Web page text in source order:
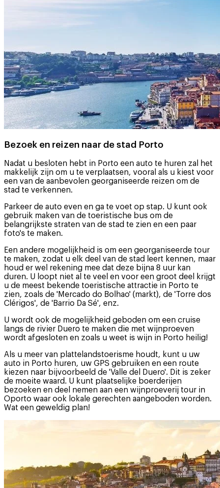
Bezoek en reizen naar de stad Porto
Nadat u besloten hebt in Porto een auto te huren zal het
makkelijk zijn om u te verplaatsen, vooral als u kiest voor
een van de aanbevolen georganiseerde reizen om de
stad te verkennen.
Parkeer de auto even en ga te voet op stap. U kunt ook
gebruik maken van de toeristische bus om de
belangrijkste straten van de stad te zien en een paar
foto's te maken.
Een andere mogelijkheid is om een georganiseerde tour
te maken, zodat u elk deel van de stad leert kennen, maar
houd er wel rekening mee dat deze bijna 8 uur kan
duren. U loopt niet al te veel en voor een groot deel krijgt
u de meest bekende toeristische attractie in Porto te
zien, zoals de 'Mercado do Bolhao' (markt), de 'Torre dos
Clérigos', de 'Barrio Da Sé', enz.
U wordt ook de mogelijkheid geboden om een cruise
langs de rivier Duero te maken die met wijnproeven
wordt afgesloten en zoals u weet is wijn in Porto heilig!
Als u meer van plattelandstoerisme houdt, kunt u uw
auto in Porto huren, uw GPS gebruiken en een route
kiezen naar bijvoorbeeld de 'Valle del Duero'. Dit is zeker
de moeite waard. U kunt plaatselijke boerderijen
bezoeken en deel nemen aan een wijnproeverij tour in
Oporto waar ook lokale gerechten aangeboden worden.
Wat een geweldig plan!